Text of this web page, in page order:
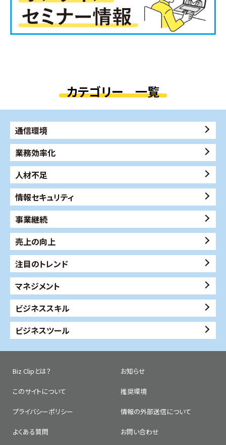
カテゴリー 一覧
通信環境
業務効率化
人材不足
情報セキュリティ
事業継続
売上の向上
注目のトレンド
マネジメント
ビジネススキル
ビジネスツール
Biz Clipとは？ お知らせ
このサイトについて 推奨環境
プライバシーポリシー 情報の外部送信について
よくある質問 お問い合わせ